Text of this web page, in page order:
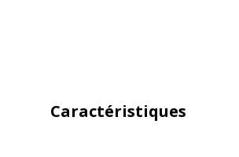
Caractéristiques